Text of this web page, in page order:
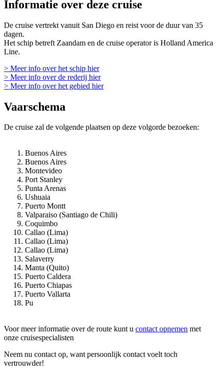
Informatie over deze cruise
De cruise vertrekt vanuit San Diego en reist voor de duur van 35
dagen.
Het schip betreft Zaandam en de cruise operator is Holland America
Line.
> Meer info over het schip hier
> Meer info over de rederij hier
> Meer info over het gebied hier
Vaarschema
De cruise zal de volgende plaatsen op deze volgorde bezoeken:
Buenos Aires
Buenos Aires
Montevideo
Port Stanley
Punta Arenas
Ushuaia
Puerto Montt
Valparaiso (Santiago de Chili)
Coquimbo
Callao (Lima)
Callao (Lima)
Callao (Lima)
Salaverry
Manta (Quito)
Puerto Caldera
Puerto Chiapas
Puerto Vallarta
Pu
Voor meer informatie over de route kunt u contact opnemen met
onze cruisespecialisten
Neem nu contact op, want persoonlijk contact voelt toch
vertrouwder!